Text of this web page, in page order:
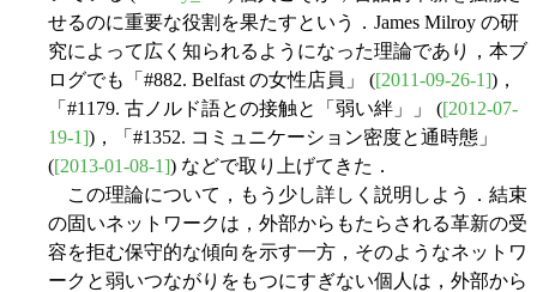
せるのに重要な役割を果たすという．James Milroy の研
究によって広く知られるようになった理論であり，本ブ
ログでも「#882. Belfast の女性店員」 ([2011-09-26-1])，
「#1179. 古ノルド語との接触と「弱い絆」」 ([2012-07-
19-1])，「#1352. コミュニケーション密度と通時態」
([2013-01-08-1]) などで取り上げてきた．
この理論について，もう少し詳しく説明しよう．結束
の固いネットワークは，外部からもたらされる革新の受
容を拒む保守的な傾向を示す一方，そのようなネットワ
ークと弱いつながりをもつにすぎない個人は，外部から